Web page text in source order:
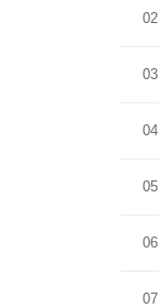
02
03
04
05
06
07